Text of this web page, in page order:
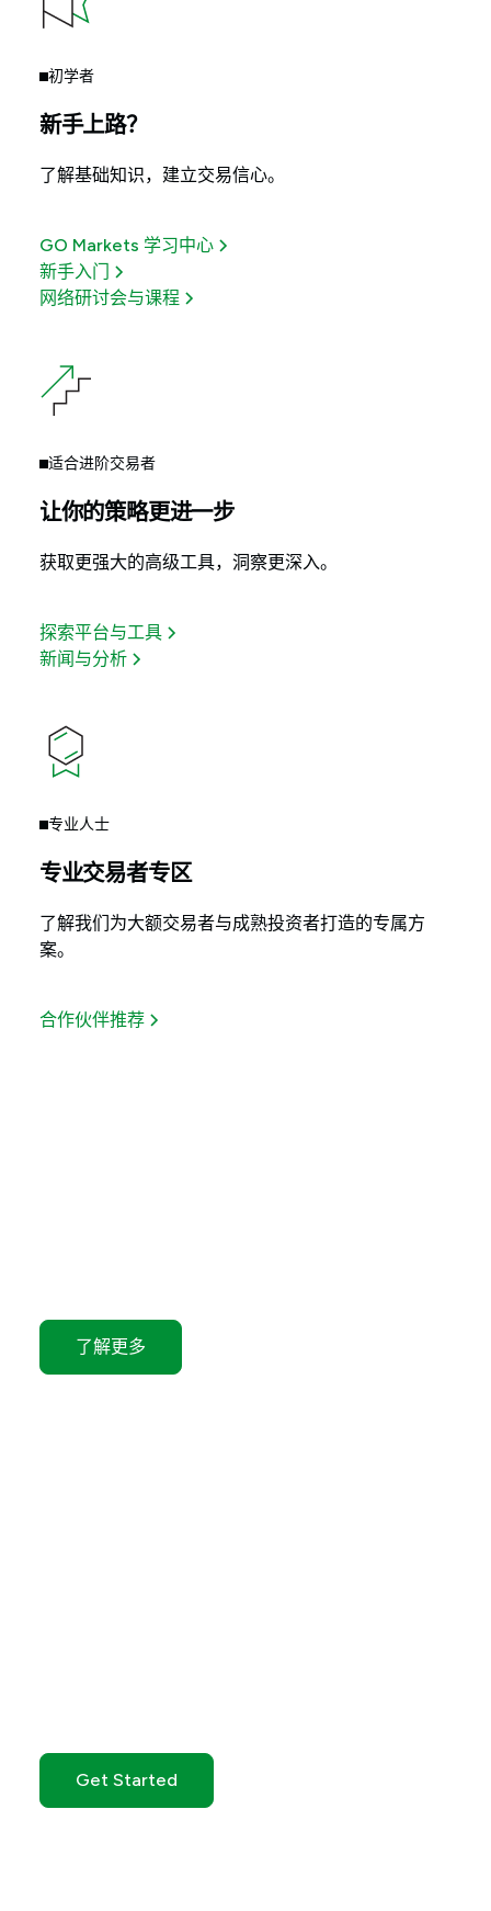
初学者
新手上路？
了解基础知识，建立交易信心。
GO Markets 学习中心
新手入门
网络研讨会与课程
适合进阶交易者
让你的策略更进一步
获取更强大的高级工具，洞察更深入。
探索平台与工具
新闻与分析
专业人士
专业交易者专区
了解我们为大额交易者与成熟投资者打造的专属方
案。
合作伙伴推荐
了解更多
Get Started